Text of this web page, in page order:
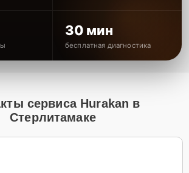
30 мин
бесплатная диагностика
сервиса Hurakan в
Стерлитамаке